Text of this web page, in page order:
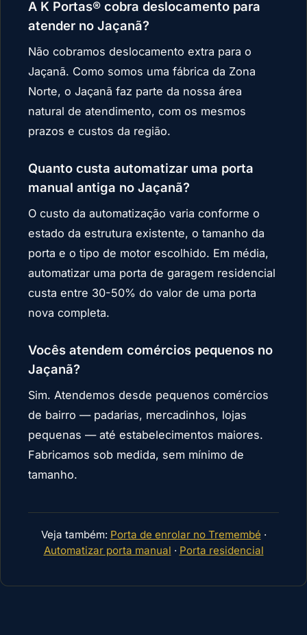
A K Portas® cobra deslocamento para
atender no Jaçanã?
Não cobramos deslocamento extra para o
Jaçanã. Como somos uma fábrica da Zona
Norte, o Jaçanã faz parte da nossa área
natural de atendimento, com os mesmos
prazos e custos da região.
Quanto custa automatizar uma porta
manual antiga no Jaçanã?
O custo da automatização varia conforme o
estado da estrutura existente, o tamanho da
porta e o tipo de motor escolhido. Em média,
automatizar uma porta de garagem residencial
custa entre 30-50% do valor de uma porta
nova completa.
Vocês atendem comércios pequenos no
Jaçanã?
Sim. Atendemos desde pequenos comércios
de bairro — padarias, mercadinhos, lojas
pequenas — até estabelecimentos maiores.
Fabricamos sob medida, sem mínimo de
tamanho.
Veja também: Porta de enrolar no Tremembé ·
Automatizar porta manual · Porta residencial